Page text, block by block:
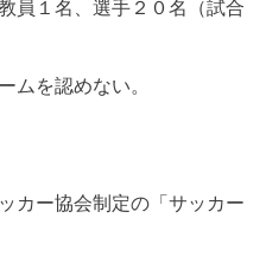
員１名、選手２０名（試合
ムを認めない。
カー協会制定の「サッカー